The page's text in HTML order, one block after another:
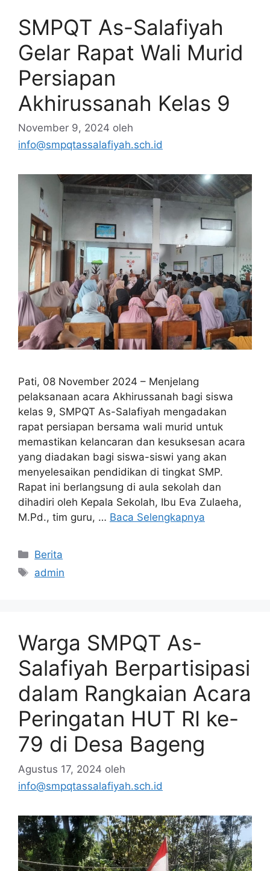
SMPQT As-Salafiyah
Gelar Rapat Wali Murid
Persiapan
Akhirussanah Kelas 9
November 9, 2024 oleh
info@smpqtassalafiyah.sch.id
Pati, 08 November 2024 – Menjelang
pelaksanaan acara Akhirussanah bagi siswa
kelas 9, SMPQT As-Salafiyah mengadakan
rapat persiapan bersama wali murid untuk
memastikan kelancaran dan kesuksesan acara
yang diadakan bagi siswa-siswi yang akan
menyelesaikan pendidikan di tingkat SMP.
Rapat ini berlangsung di aula sekolah dan
dihadiri oleh Kepala Sekolah, Ibu Eva Zulaeha,
M.Pd., tim guru, … Baca Selengkapnya
Berita
admin
Warga SMPQT As-
Salafiyah Berpartisipasi
dalam Rangkaian Acara
Peringatan HUT RI ke-
79 di Desa Bageng
Agustus 17, 2024 oleh
info@smpqtassalafiyah.sch.id